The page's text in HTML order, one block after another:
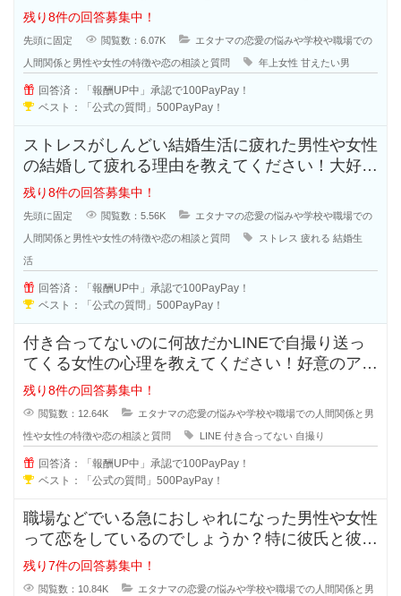
えたいと思う人も多いのではないで
残り8件の回答募集中！
先頭に固定 閲覧数：6.07K エタナマの恋愛の悩みや学校や職場での
人間関係と男性や女性の特徴や恋の相談と質問 年上女性 甘えたい男
回答済：「報酬UP中」承認で100PayPay！
ベスト：「公式の質問」500PayPay！
ストレスがしんどい結婚生活に疲れた男性や女性
の結婚して疲れる理由を教えてください！大好き
で結婚したはずなのに結婚生活はお
残り8件の回答募集中！
先頭に固定 閲覧数：5.56K エタナマの恋愛の悩みや学校や職場での
人間関係と男性や女性の特徴や恋の相談と質問 ストレス 疲れる 結婚生
活
回答済：「報酬UP中」承認で100PayPay！
ベスト：「公式の質問」500PayPay！
付き合ってないのに何故だかLINEで自撮り送っ
てくる女性の心理を教えてください！好意のアピ
ールなのか、好きなのか分からな
残り8件の回答募集中！
閲覧数：12.64K エタナマの恋愛の悩みや学校や職場での人間関係と男
性や女性の特徴や恋の相談と質問 LINE 付き合ってない 自撮り
回答済：「報酬UP中」承認で100PayPay！
ベスト：「公式の質問」500PayPay！
職場などでいる急におしゃれになった男性や女性
って恋をしているのでしょうか？特に彼氏と彼女
で付き合っている状態だと浮気など
残り7件の回答募集中！
閲覧数：10.84K エタナマの恋愛の悩みや学校や職場での人間関係と男